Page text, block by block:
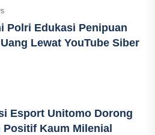
Polri Edukasi Penipuan
Lewat YouTube Siber
Esport Unitomo Dorong
Positif Kaum Milenial